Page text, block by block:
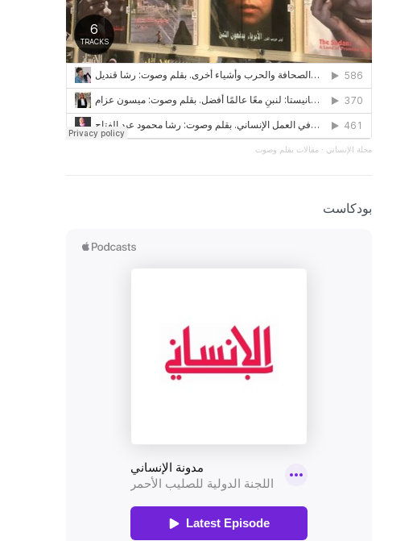
مجلة الإنساني · مقالات بقلم وصوت
بودكاست